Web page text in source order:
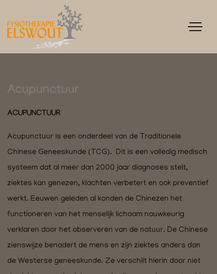
Acupunctuur
ACUPUNCTUUR
Acupunctuur is een onderdeel van de Traditionele
Chinese Geneeskunde (TCG). Dit is een volledig medisch
systeem dat al meer dan 2000 jaar diagnoses stelt,
ziektes kan genezen, klachten verbetert en ook preventief
werkt. Eeuwen geleden al konden de Chinezen het
functioneren van het menselijk lichaam nauwkeurig
verklaren door het observeren van de natuur. De Chinese
zienswijze benadert de mens en zijn ziektes anders dan
de Westerse geneeskunde. Ze verschilt hierin door niet